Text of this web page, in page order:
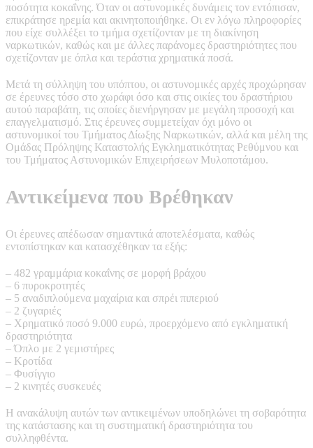
ποσότητα κοκαΐνης. Όταν οι αστυνομικές δυνάμεις τον εντόπισαν,
επικράτησε ηρεμία και ακινητοποιήθηκε. Οι εν λόγω πληροφορίες
που είχε συλλέξει το τμήμα σχετίζονταν με τη διακίνηση
ναρκωτικών, καθώς και με άλλες παράνομες δραστηριότητες που
σχετίζονταν με όπλα και τεράστια χρηματικά ποσά.
Μετά τη σύλληψη του υπόπτου, οι αστυνομικές αρχές προχώρησαν
σε έρευνες τόσο στο χωράφι όσο και στις οικίες του δραστήριου
αυτού παραβάτη, τις οποίες διενήργησαν με μεγάλη προσοχή και
επαγγελματισμό. Στις έρευνες συμμετείχαν όχι μόνο οι
αστυνομικοί του Τμήματος Δίωξης Ναρκωτικών, αλλά και μέλη της
Ομάδας Πρόληψης Καταστολής Εγκληματικότητας Ρεθύμνου και
του Τμήματος Αστυνομικών Επιχειρήσεων Μυλοποτάμου.
Αντικείμενα που Βρέθηκαν
Οι έρευνες απέδωσαν σημαντικά αποτελέσματα, καθώς
εντοπίστηκαν και κατασχέθηκαν τα εξής:
– 482 γραμμάρια κοκαΐνης σε μορφή βράχου
– 6 πυροκροτητές
– 5 αναδιπλούμενα μαχαίρια και σπρέι πιπεριού
– 2 ζυγαριές
– Χρηματικό ποσό 9.000 ευρώ, προερχόμενο από εγκληματική
δραστηριότητα
– Όπλο με 2 γεμιστήρες
– Κροτίδα
– Φυσίγγιο
– 2 κινητές συσκευές
Η ανακάλυψη αυτών των αντικειμένων υποδηλώνει τη σοβαρότητα
της κατάστασης και τη συστηματική δραστηριότητα του
συλληφθέντα.